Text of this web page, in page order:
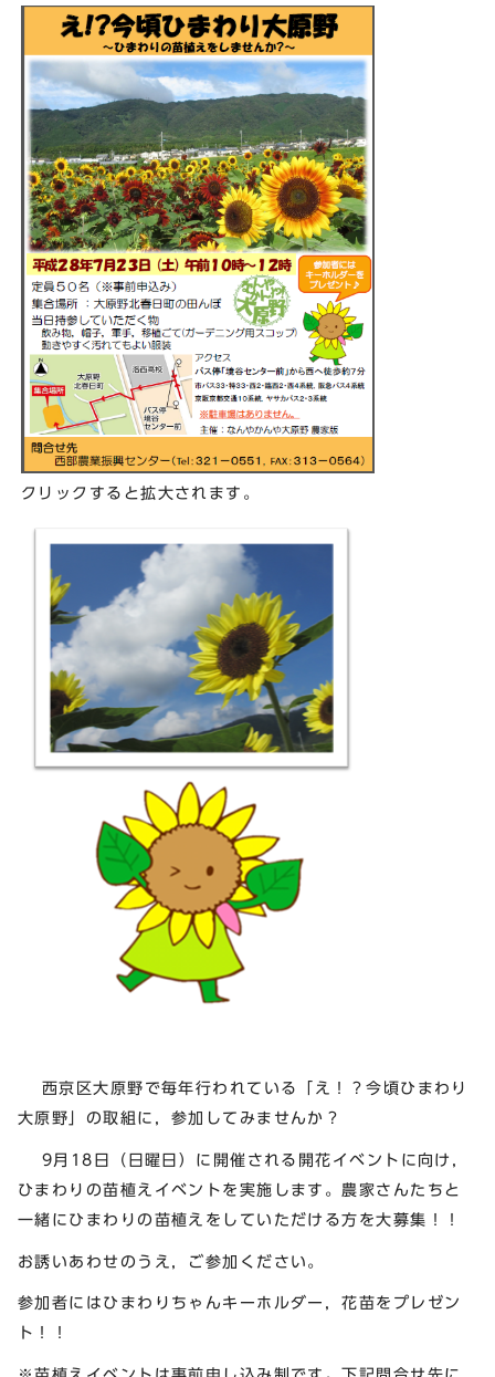
クリックすると拡大されます。
西京区大原野で毎年行われている「え！？今頃ひまわり
大原野」の取組に，参加してみませんか？
9月18日（日曜日）に開催される開花イベントに向け，
ひまわりの苗植えイベントを実施します。農家さんたちと
一緒にひまわりの苗植えをしていただける方を大募集！！
お誘いあわせのうえ，ご参加ください。
参加者にはひまわりちゃんキーホルダー，花苗をプレゼン
ト！！